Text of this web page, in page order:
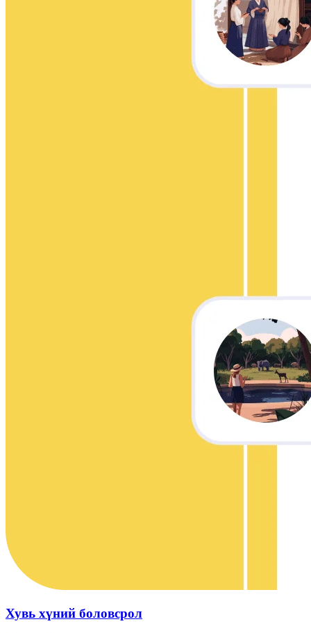
Хувь хүний ​​боловсрол